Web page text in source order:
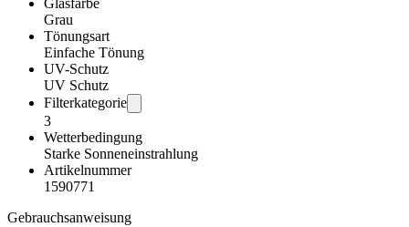
Glasfarbe
Grau
Tönungsart
Einfache Tönung
UV-Schutz
UV Schutz
Filterkategorie
3
Wetterbedingung
Starke Sonneneinstrahlung
Artikelnummer
1590771
Gebrauchsanweisung